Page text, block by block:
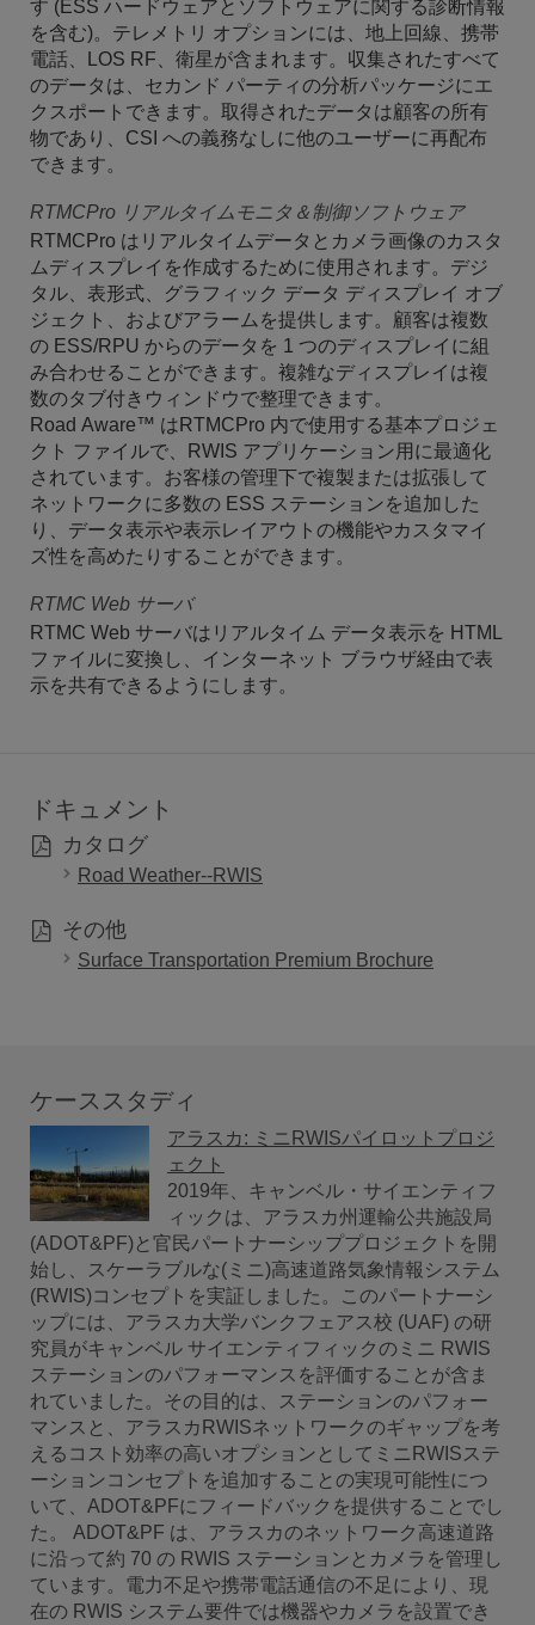
す (ESS ハードウェアとソフトウェアに関する診断情報
を含む)。テレメトリ オプションには、地上回線、携帯
電話、LOS RF、衛星が含まれます。収集されたすべて
のデータは、セカンド パーティの分析パッケージにエ
クスポートできます。取得されたデータは顧客の所有
物であり、CSI への義務なしに他のユーザーに再配布
できます。
RTMCPro リアルタイムモニタ＆制御ソフトウェア
RTMCPro はリアルタイムデータとカメラ画像のカスタ
ムディスプレイを作成するために使用されます。デジ
タル、表形式、グラフィック データ ディスプレイ オブ
ジェクト、およびアラームを提供します。顧客は複数
の ESS/RPU からのデータを 1 つのディスプレイに組
み合わせることができます。複雑なディスプレイは複
数のタブ付きウィンドウで整理できます。
Road Aware™ はRTMCPro 内で使用する基本プロジェ
クト ファイルで、RWIS アプリケーション用に最適化
されています。お客様の管理下で複製または拡張して
ネットワークに多数の ESS ステーションを追加した
り、データ表示や表示レイアウトの機能やカスタマイ
ズ性を高めたりすることができます。
RTMC Web サーバ
RTMC Web サーバはリアルタイム データ表示を HTML
ファイルに変換し、インターネット ブラウザ経由で表
示を共有できるようにします。
ドキュメント
カタログ
Road Weather--RWIS
その他
Surface Transportation Premium Brochure
ケーススタディ
アラスカ: ミニRWISパイロットプロジ
ェクト
2019年、キャンベル・サイエンティフ
ィックは、アラスカ州運輸公共施設局
(ADOT&PF)と官民パートナーシッププロジェクトを開
始し、スケーラブルな(ミニ)高速道路気象情報システム
(RWIS)コンセプトを実証しました。このパートナーシ
ップには、アラスカ大学バンクフェアス校 (UAF) の研
究員がキャンベル サイエンティフィックのミニ RWIS
ステーションのパフォーマンスを評価することが含ま
れていました。その目的は、ステーションのパフォー
マンスと、アラスカRWISネットワークのギャップを考
えるコスト効率の高いオプションとしてミニRWISステ
ーションコンセプトを追加することの実現可能性につ
いて、ADOT&PFにフィードバックを提供することでし
た。 ADOT&PF は、アラスカのネットワーク高速道路
に沿って約 70 の RWIS ステーションとカメラを管理し
ています。電力不足や携帯電話通信の不足により、現
在の RWIS システム要件では機器やカメラを設置でき